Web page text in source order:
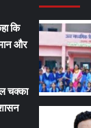
कि
और
चक्का